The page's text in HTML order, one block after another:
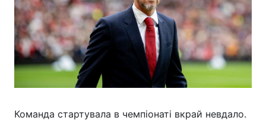
Команда стартувала в чемпіонаті вкрай невдало.